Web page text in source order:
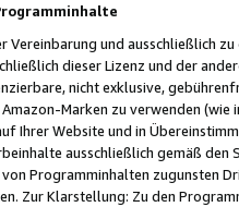
Vereinbarung und ausschließlich
dieser Lizenz und der
nicht exklusive,
Marken zu verwenden
Ihrer Website und in
ausschließlich gemäß
Programminhalten zugunsten
Zur Klarstellung: Zu den